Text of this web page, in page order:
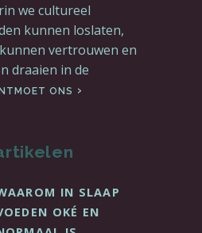
we cultureel
kunnen loslaten,
vertrouwen en
draaien in de
ONS
IN SLAAP
OKÉ EN